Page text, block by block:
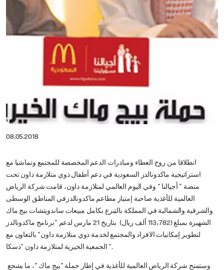
08.05.2018
انطلاقا من روح العطاء ومبادرات الدعم المخصصة للمجتمع وتماشيا مع
استراتيجية ماكدونالدز السعودية في دعم أطفال ذوي متلازمة داون تحت
منصة " أجيالنا " وفي اليوم العالمي لمتلازمة داون، قامت شركة الرياض
العالمية للأغذية صاحبة إمتياز مطاعم ماكدونالدزفي المناطق الوسطى
والشرقية والشمالية في المملكة بالتبرع بكامل مبيعات ساندويتشات بيج ماك
الشهيرة بمبلغ (113،782 ألف ريال) بتاريخ 21 مارس لدعم "برنامج ماكدونالدز
لتطوير إمكانيات الافراد والمجتمع لخدمة ذوي متلازمة داون" بالتعاون مع
الجمعية الخيرية لمتلازمة داون "دسكا".